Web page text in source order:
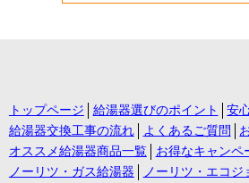
トップページ 給湯器選びのポイント 安
給湯器交換工事の流れ
よくあるご質問
オススメ給湯器商品一覧
お得なキャンペ
ノーリツ・ガス給湯器
ノーリツ・エコジ